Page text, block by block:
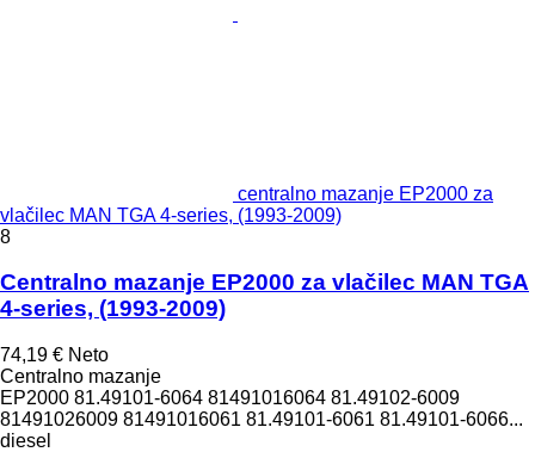
centralno mazanje EP2000 za
vlačilec MAN TGA 4-series, (1993-2009)
8
Centralno mazanje EP2000 za vlačilec MAN TGA
4-series, (1993-2009)
74,19 € Neto
Centralno mazanje
EP2000 81.49101-6064 81491016064 81.49102-6009
81491026009 81491016061 81.49101-6061 81.49101-6066...
diesel